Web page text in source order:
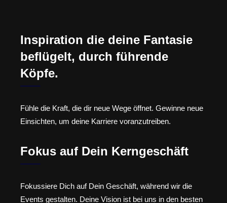
Inspiration die deine Fantasie
beflügelt, durch führende
Köpfe.
Fühle die Kraft, die dir neue Wege öffnet. Gewinne neue
Einsichten, um deine Karriere voranzutreiben.
Fokus auf Dein Kerngeschäft
Fokussiere Dich auf Dein Geschäft, während wir die
Events gestalten. Deine Vision ist bei uns in den besten